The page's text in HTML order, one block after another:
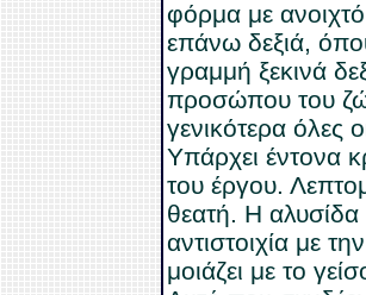
φόρμα με
επάνω δεξιά,
γραμμή ξεκινά
προσώπου του
γενικότερα όλες
Υπάρχει έντονα
του έργου.
θεατή. Η
αντιστοιχία με
μοιάζει με το